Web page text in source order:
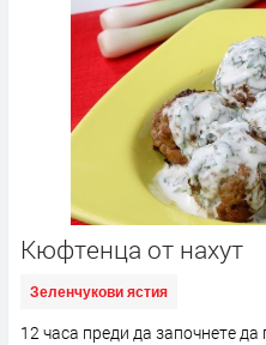
Кюфтенца от нахут
Зеленчукови ястия
12 часа преди да започнете да